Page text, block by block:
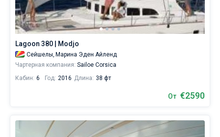
воспользуйтесь
услугой
бербоут
чартера
яхт
на
Маэ
без
шкипера,
Lagoon 380 | Modjo
Сейшелы, Марина Эден Айленд
Чартерная компания: Sailoe Corsica
Кабин: 6 Год: 2016 Длина: 38 фт
От €2590
Без шкипера